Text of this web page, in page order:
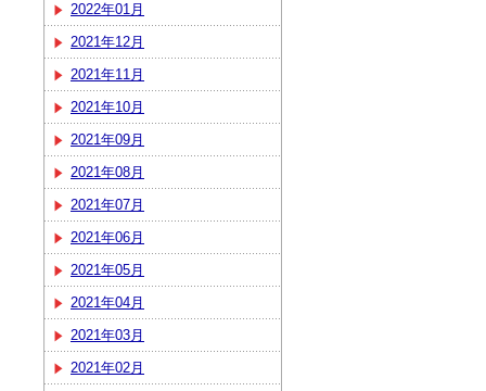
2022年01月
2021年12月
2021年11月
2021年10月
2021年09月
2021年08月
2021年07月
2021年06月
2021年05月
2021年04月
2021年03月
2021年02月